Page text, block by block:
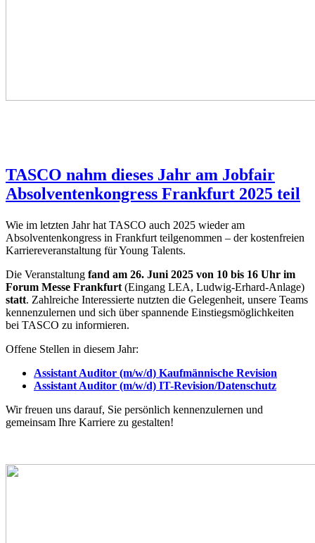
TASCO nahm dieses Jahr am Jobfair
Absolventenkongress Frankfurt 2025 teil
Wie im letzten Jahr hat TASCO auch 2025 wieder am
Absolventenkongress in Frankfurt teilgenommen – der kostenfreien
Karriereveranstaltung für Young Talents.
Die Veranstaltung fand am 26. Juni 2025 von 10 bis 16 Uhr im
Forum Messe Frankfurt (Eingang LEA, Ludwig-Erhard-Anlage)
statt. Zahlreiche Interessierte nutzten die Gelegenheit, unsere Teams
kennenzulernen und sich über spannende Einstiegsmöglichkeiten
bei TASCO zu informieren.
Offene Stellen in diesem Jahr:
Assistant Auditor (m/w/d) Kaufmännische Revision
Assistant Auditor (m/w/d) IT-Revision/Datenschutz
Wir freuen uns darauf, Sie persönlich kennenzulernen und
gemeinsam Ihre Karriere zu gestalten!